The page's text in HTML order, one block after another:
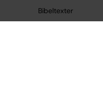
Bibeltexter